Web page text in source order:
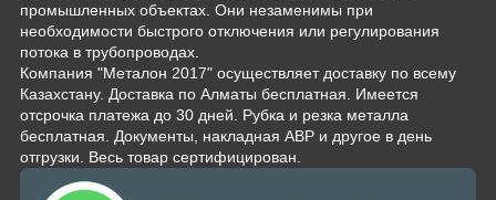
промышленных объектах. Они незаменимы при
необходимости быстрого отключения или регулирования
потока в трубопроводах.
Компания "Металон 2017" осуществляет доставку по всему
Казахстану. Доставка по Алматы бесплатная. Имеется
отсрочка платежа до 30 дней. Рубка и резка металла
бесплатная. Документы, накладная АВР и другое в день
отгрузки. Весь товар сертифицирован.